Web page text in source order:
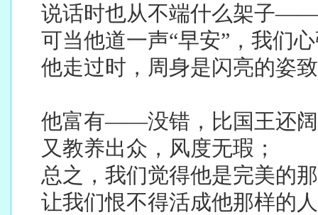
说话时也从不端什么架子——
可当他道一声“早安”，我们
他走过时，周身是闪亮的姿
他富有——没错，比国王还
又教养出众，风度无瑕；
总之，我们觉得他是完美的
让我们恨不得活成他那样的